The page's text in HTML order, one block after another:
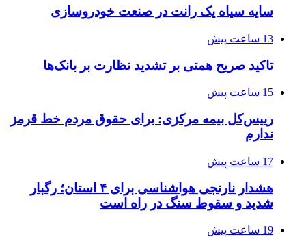
سایه سیاه یک رانت در صنعت خودروسازی
13 ساعت پیش
تاکید صریح همتی بر تشدید نظارت بر بانک‌ها
15 ساعت پیش
رییس‌کل بیمه مرکزی: برای حقوق مردم خط قرمز
ندارم
17 ساعت پیش
هشدار نارنجی هواشناسی برای ۴ استان؛ رگبار
شدید و سقوط سنگ در راه است
19 ساعت پیش